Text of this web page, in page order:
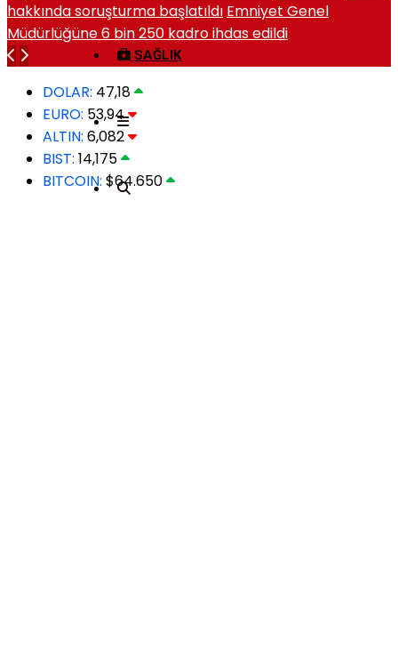
SAĞLIK
hakkında soruşturma başlatıldı Emniyet Genel
Müdürlüğüne 6 bin 250 kadro ihdas edildi
DOLAR: 47,18
EURO: 53,94
ALTIN: 6,082
BIST: 14,175
BITCOIN: $64.650